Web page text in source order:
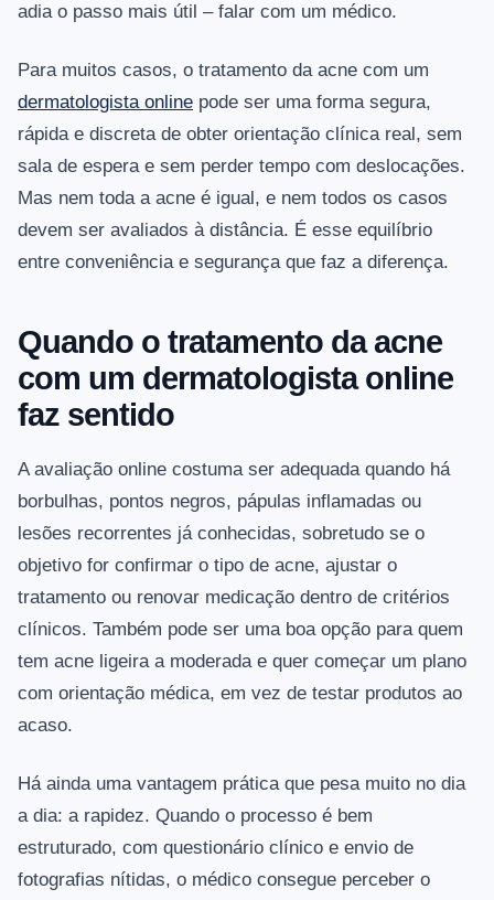
adia o passo mais útil – falar com um médico.
Para muitos casos, o tratamento da acne com um
dermatologista online pode ser uma forma segura,
rápida e discreta de obter orientação clínica real, sem
sala de espera e sem perder tempo com deslocações.
Mas nem toda a acne é igual, e nem todos os casos
devem ser avaliados à distância. É esse equilíbrio
entre conveniência e segurança que faz a diferença.
Quando o tratamento da acne
com um dermatologista online
faz sentido
A avaliação online costuma ser adequada quando há
borbulhas, pontos negros, pápulas inflamadas ou
lesões recorrentes já conhecidas, sobretudo se o
objetivo for confirmar o tipo de acne, ajustar o
tratamento ou renovar medicação dentro de critérios
clínicos. Também pode ser uma boa opção para quem
tem acne ligeira a moderada e quer começar um plano
com orientação médica, em vez de testar produtos ao
acaso.
Há ainda uma vantagem prática que pesa muito no dia
a dia: a rapidez. Quando o processo é bem
estruturado, com questionário clínico e envio de
fotografias nítidas, o médico consegue perceber o